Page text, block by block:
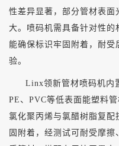
性差异显著，部分管材表
大。喷码机需具备针对性
能确保标识牢固附着，耐
验。
Linx领新管材喷码机内
PE、PVC等低表面能塑料
氯化聚丙烯与氯醋树脂复
固附着，经测试可耐受摩